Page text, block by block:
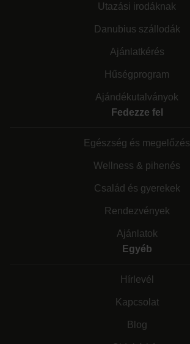
Utazási irodáknak
Danubius szállodák
Ajánlatkérés
Hűségprogram
Ajándékutalványok
Fedezze fel
Egészség és megelőzés
Wellness & pihenés
Család és gyerekek
Rendezvények
Ajánlatok
Egyéb
Hírlevél
Kapcsolat
Blog